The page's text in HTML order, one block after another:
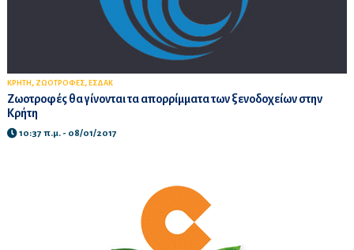
ΚΡΗΤΗ , ΖΩΟΤΡΟΦΕΣ, ΕΣΔΑΚ
Ζωοτροφές θα γίνονται τα απορρίμματα των ξενοδοχείων στην
Κρήτη
10:37 π.μ. - 08/01/2017